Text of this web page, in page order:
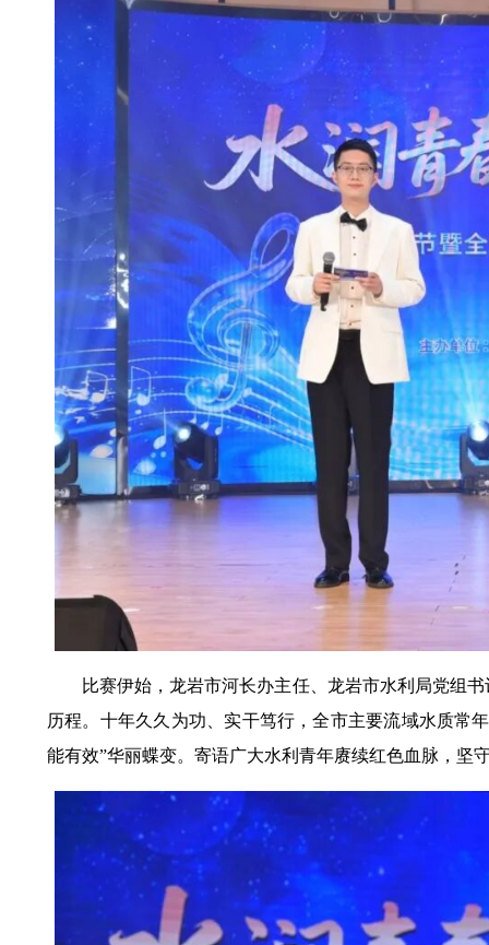
比赛伊始，龙岩市河长办主任、龙岩市水利局党组
历程。十年久久为功、实干笃行，全市主要流域水质常
能有效”华丽蝶变。寄语广大水利青年赓续红色血脉，坚